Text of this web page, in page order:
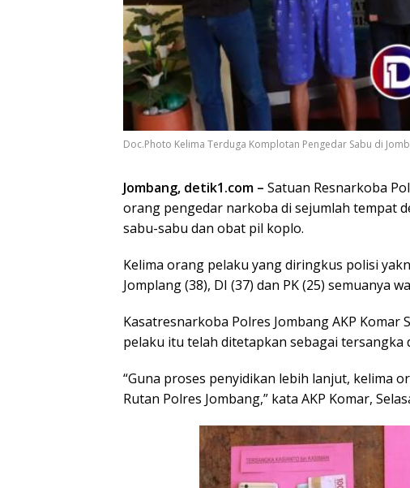
Doc.Photo Kelima Terduga Komplotan Pengedar Sabu di
Jombang, detik1.com – Satuan Resnarkoba
orang pengedar narkoba di sejumlah tempat
sabu-sabu dan obat pil koplo.
Kelima orang pelaku yang diringkus polisi
Jomplang (38), DI (37) dan PK (25) semuanya
Kasatresnarkoba Polres Jombang AKP
pelaku itu telah ditetapkan sebagai tersangka
“Guna proses penyidikan lebih lanjut, kelima
Rutan Polres Jombang,” kata AKP Komar,